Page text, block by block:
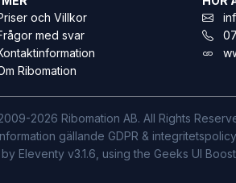
och Villkor
med svar
Ribomation
2026 Ribomation AB. All Rights
gällande GDPR & integritetspolicy
Eleventy v3.1.6, using the Geeks UI